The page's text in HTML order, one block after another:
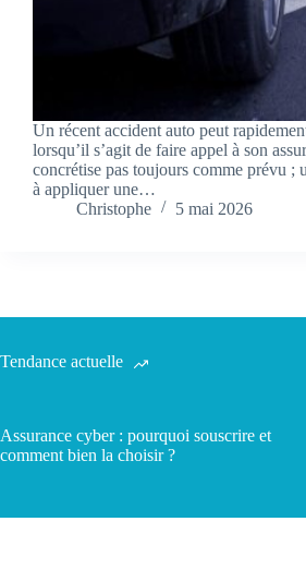
Un récent accident auto peut
lorsqu’il s’agit de faire appel à son
concrétise pas toujours comme prévu ;
à appliquer une…
Christophe
5 mai 2026
Tendance actuelle
Assurance cyber : pourquoi souscrire et
comment bien la choisir ?